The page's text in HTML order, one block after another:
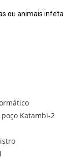
ou animais
Katambi-2